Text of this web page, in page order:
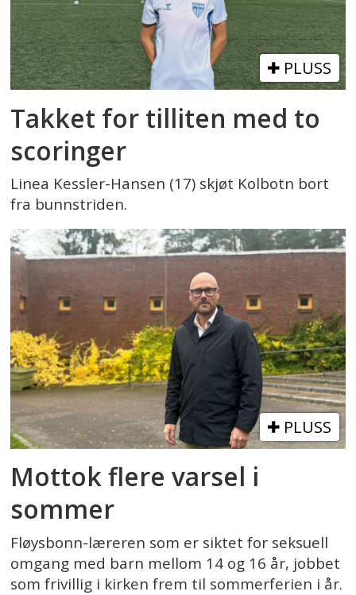
PLUSS
Takket for tilliten med to
scoringer
Linea Kessler-Hansen (17) skjøt Kolbotn bort
fra bunnstriden.
PLUSS
Mottok flere varsel i
sommer
Fløysbonn-læreren som er siktet for seksuell
omgang med barn mellom 14 og 16 år, jobbet
som frivillig i kirken frem til sommerferien i år.